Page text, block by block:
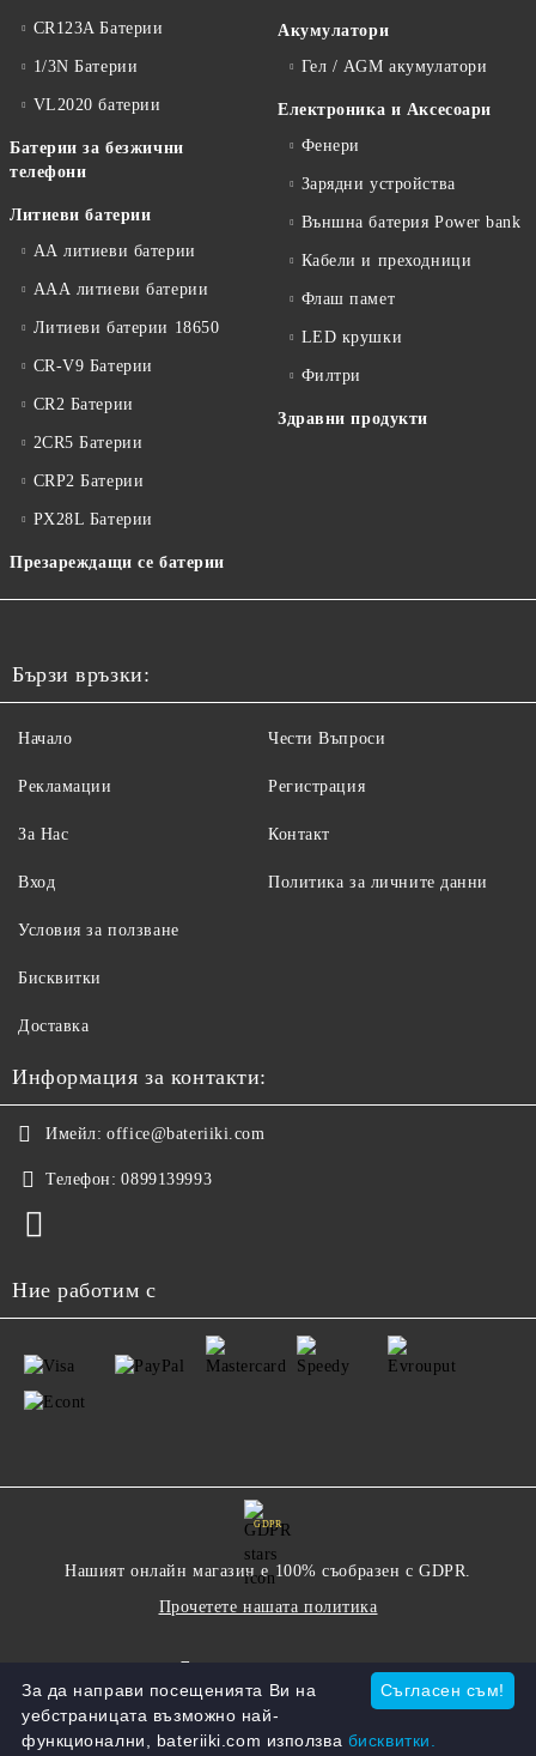
CR123A Батерии
1/3N Батерии
VL2020 батерии
Батерии за безжични
телефони
Литиеви батерии
АА литиеви батерии
ААА литиеви батерии
Литиеви батерии 18650
CR-V9 Батерии
CR2 Батерии
2CR5 Батерии
CRP2 Батерии
PX28L Батерии
Презареждащи се батерии
Акумулатори
Гел / AGM акумулатори
Електроника и Аксесоари
Фенери
Зарядни устройства
Външна батерия Power bank
Кабели и преходници
Флаш памет
LED крушки
Филтри
Здравни продукти
Бързи връзки:
Начало
Рекламации
За Нас
Вход
Чести Въпроси
Регистрация
Контакт
Политика за личните данни
Условия за ползване
Бисквитки
Доставка
Информация за контакти:
Имейл: office@bateriiki.com
Телефон: 0899139993
Ние работим с
GDPR
Нашият онлайн магазин е 100% съобразен с GDPR.
Прочетете нашата политика
Онлайн магазин от SELITON
Съгласен съм!
За да направи посещенията Ви на
уебстраницата възможно най-
функционални, bateriiki.com използва бисквитки.